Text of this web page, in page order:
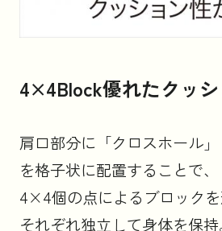
4×4Block優れたクッ
肩口部分に「クロスホール」
を格子状に配置することで、
4×4個の点によるブロックを
それぞれ独立して身体を保持